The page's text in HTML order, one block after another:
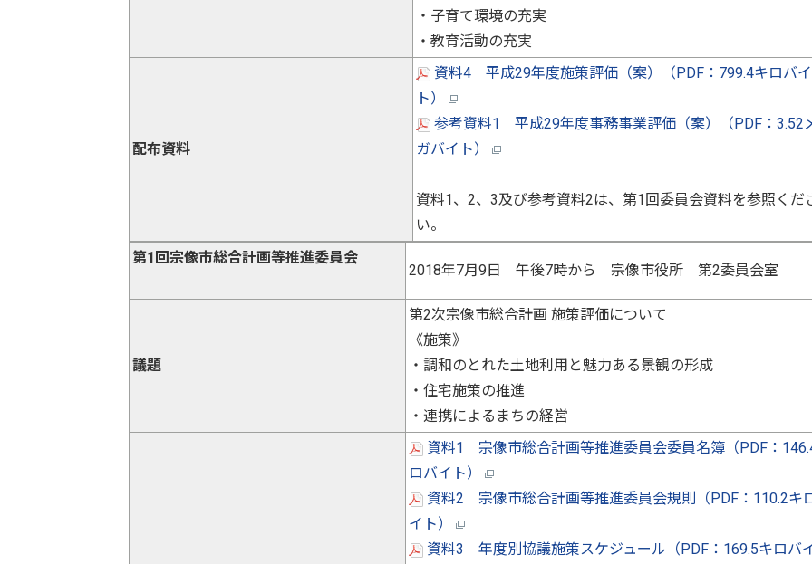
・子育て環境の充実
・教育活動の充実
配布資料
資料4 平成29年度施策評価（案）（PDF：799.4キロバイ
ト）
参考資料1 平成29年度事務事業評価（案）（PDF：3.52
ガバイト）
資料1、2、3及び参考資料2は、第1回委員会資料を参照くだ
い。
第1回宗像市総合計画等推進委員会
2018年7月9日 午後7時から 宗像市役所 第2委員会室
議題
第2次宗像市総合計画 施策評価について
《施策》
・調和のとれた土地利用と魅力ある景観の形成
・住宅施策の推進
・連携によるまちの経営
資料1 宗像市総合計画等推進委員会委員名簿（PDF：
ロバイト）
資料2 宗像市総合計画等推進委員会規則（PDF：110.2キ
イト）
資料3 年度別協議施策スケジュール（PDF：169.5キロバ